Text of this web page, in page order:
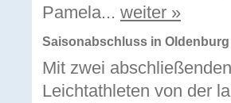
Pamela... weiter »
Saisonabschluss in
Mit zwei
Leichtathleten von der